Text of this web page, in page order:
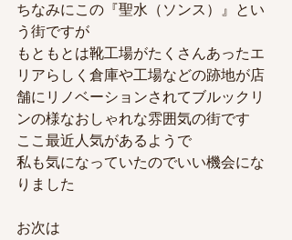
ちなみにこの『聖水（ソンス）』とい
う街ですが
もともとは靴工場がたくさんあったエ
リアらしく倉庫や工場などの跡地が店
舗にリノベーションされてブルックリ
ンの様なおしゃれな雰囲気の街です
ここ最近人気があるようで
私も気になっていたのでいい機会にな
りました
お次は